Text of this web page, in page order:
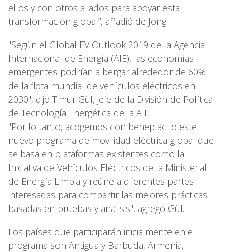
ellos y con otros aliados para apoyar esta
transformación global”, añadió de Jong.
"Según el Global EV Outlook 2019 de la Agencia
Internacional de Energía (AIE), las economías
emergentes podrían albergar alrededor de 60%
de la flota mundial de vehículos eléctricos en
2030", dijo Timur Gül, jefe de la División de Política
de Tecnología Energética de la AIE.
"Por lo tanto, acogemos con beneplácito este
nuevo programa de movilidad eléctrica global que
se basa en plataformas existentes como la
Iniciativa de Vehículos Eléctricos de la Ministerial
de Energía Limpia y reúne a diferentes partes
interesadas para compartir las mejores prácticas
basadas en pruebas y análisis", agregó Gül.
Los países que participarán inicialmente en el
programa son Antigua y Barbuda, Armenia,